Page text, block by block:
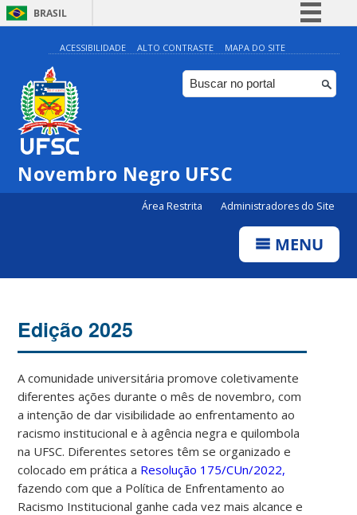
BRASIL
Simplifique!
Comunica BR
Participe
ACESSIBILIDADE ALTO CONTRASTE MAPA DO SITE
Novembro Negro UFSC
Área Restrita Administradores do Site
MENU
Edição 2025
A comunidade universitária promove coletivamente
diferentes ações durante o mês de novembro, com
a intenção de dar visibilidade ao enfrentamento ao
racismo institucional e à agência negra e quilombola
na UFSC. Diferentes setores têm se organizado e
colocado em prática a Resolução 175/CUn/2022,
fazendo com que a Política de Enfrentamento ao
Racismo Institucional ganhe cada vez mais alcance e